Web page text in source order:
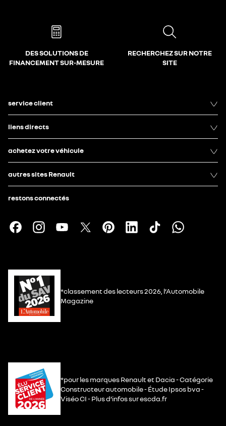
DES SOLUTIONS DE
FINANCEMENT SUR-MESURE
RECHERCHEZ SUR NOTRE
SITE
service client
liens directs
achetez votre véhicule
autres sites Renault
restons connectés
*classement des lecteurs 2026, l’Automobile
Magazine
*pour les marques Renault et Dacia - Catégorie
Constructeur automobile - Étude Ipsos bva -
Viséo CI - Plus d’infos sur escda.fr